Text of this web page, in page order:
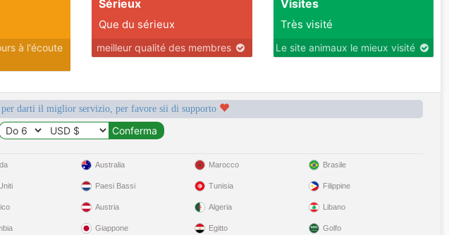
à l'écoute
Sérieux
Que du sérieux
meilleur qualité des membres
Visites
Très visité
Le site animaux le mieux visité
darti il miglior servizio, per favore sii di supporto
Australia
Paesi Bassi
Austria
Giappone
Marocco
Tunisia
Algeria
Egitto
Brasile
Filippine
Libano
Golfo